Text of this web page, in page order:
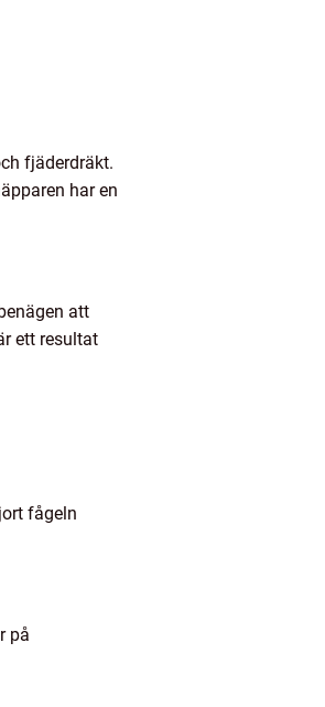
fjäderdräkt.
har en
att
ett resultat
fågeln
på